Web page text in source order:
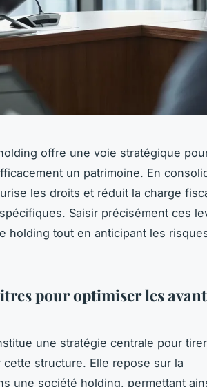
offre une voie stratégique
un patrimoine. En
les droits et réduit la charge
Saisir précisément ces
holding tout en anticipant les
pour optimiser les
une stratégie centrale pour
structure. Elle repose sur la
une société holding, permettant